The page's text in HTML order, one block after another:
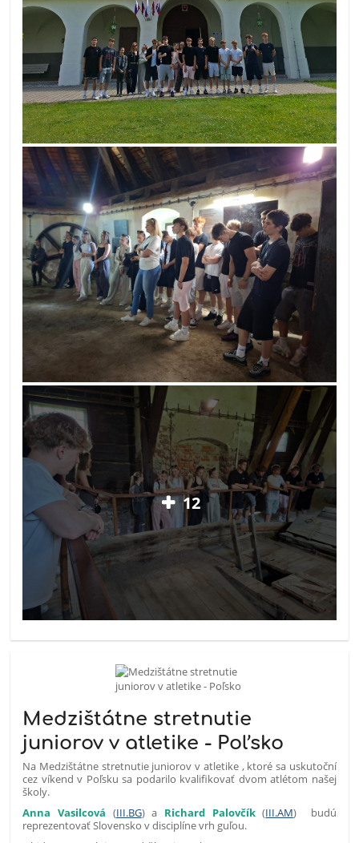
12
Medzištátne stretnutie
juniorov v atletike - Poľsko
Na Medzištátne stretnutie juniorov v atletike , ktoré sa uskutoční
cez víkend v Poľsku sa podarilo kvalifikovať dvom atlétom našej
školy.
Anna Vasilcová (III.BG) a Richard Palovčík(III.AM) budú
reprezentovať Slovensko v disciplíne vrh guľou.